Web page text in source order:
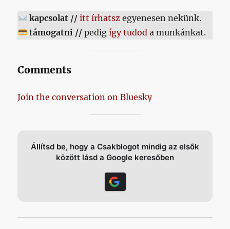
kapcsolat // itt írhatszegyenesen nekünk.
támogatni //pedig így tudoda munkánkat.
Comments
Join the conversation on Bluesky
Állítsd be, hogy a Csakblogot mindig az elsők
között lásd a Google keresőben